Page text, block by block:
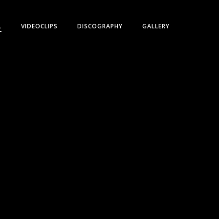
VIDEOCLIPS DISCOGRAPHY GALLERY